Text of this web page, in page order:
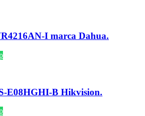
I marca Dahua.
E08HGHI-B Hikvision.